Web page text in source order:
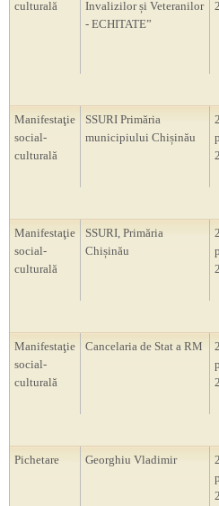
culturală
Invalizilor și Veteranilor
- ECHITATE”
Manifestaţie
social-
culturală
SSURI Primăria
municipiului Chișinău
Manifestaţie
social-
culturală
SSURI, Primăria
Chișinău
Manifestaţie
social-
culturală
Cancelaria de Stat a RM
Pichetare Georghiu Vladimir